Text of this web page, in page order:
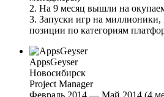
2. На 9 месяц вышли на
3. Запуски игр на
позиции по категориям
AppsGeyser
Новосибирск
Project Manager
Февраль 2014 — Май 2014 (4